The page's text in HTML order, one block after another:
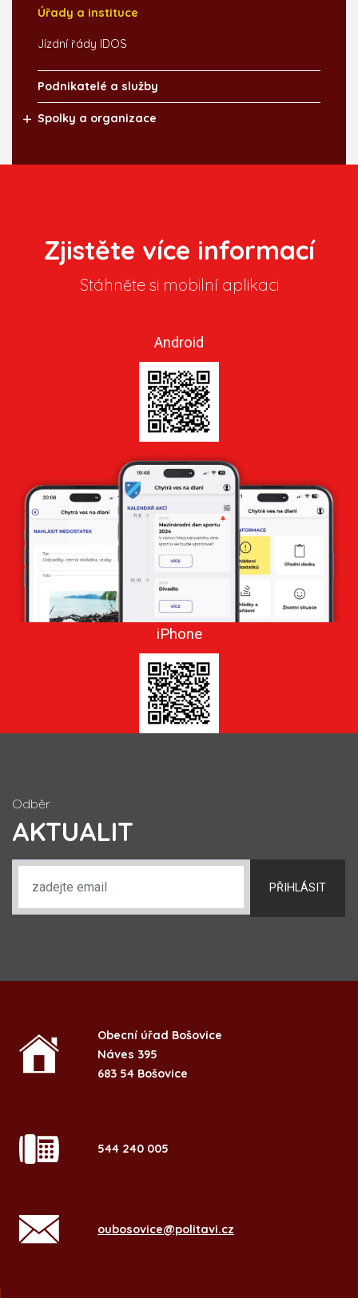
Úřady a instituce
Jízdní řády IDOS
Podnikatelé a služby
Spolky a organizace
Zjistěte více informací
Stáhněte si mobilní aplikaci
Android
iPhone
Odběr
AKTUALIT
PŘIHLÁSIT
Obecní úřad Bošovice
Náves 395
683 54 Bošovice
544 240 005
oubosovice@politavi.cz